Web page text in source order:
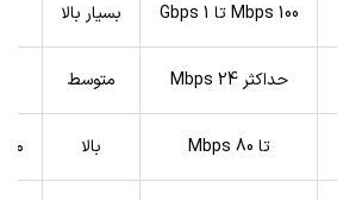
100 Mbps تا 1 Gbps بسیار بالا
حداکثر 24 Mbps متوسط
تا 80 Mbps بالا